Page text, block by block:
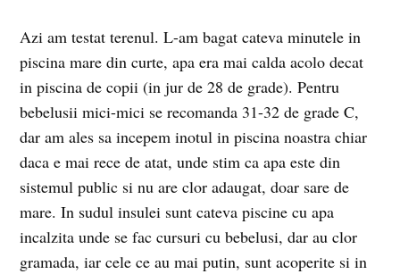
Azi am testat terenul. L-am bagat cateva minutele in
piscina mare din curte, apa era mai calda acolo decat
in piscina de copii (in jur de 28 de grade). Pentru
bebelusii mici-mici se recomanda 31-32 de grade C,
dar am ales sa incepem inotul in piscina noastra chiar
daca e mai rece de atat, unde stim ca apa este din
sistemul public si nu are clor adaugat, doar sare de
mare. In sudul insulei sunt cateva piscine cu apa
incalzita unde se fac cursuri cu bebelusi, dar au clor
gramada, iar cele ce au mai putin, sunt acoperite si in